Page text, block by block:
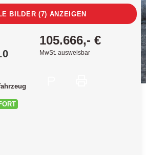
BILDER (7) ANZEIGEN
105.666,- €
MwSt. ausweisbar